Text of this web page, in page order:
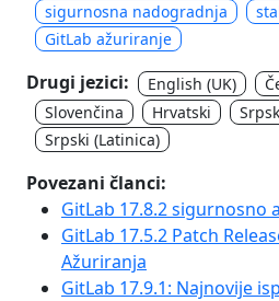
sigurnosna nadogradnja
GitLab ažuriranje
Drugi jezici: English (UK)
Slovenčina
Hrvatski
Srpski (Latinica)
Povezani članci:
GitLab 17.8.2 sigurnosno
GitLab 17.5.2 Patch
Ažuriranja
GitLab 17.9.1: Najnovije